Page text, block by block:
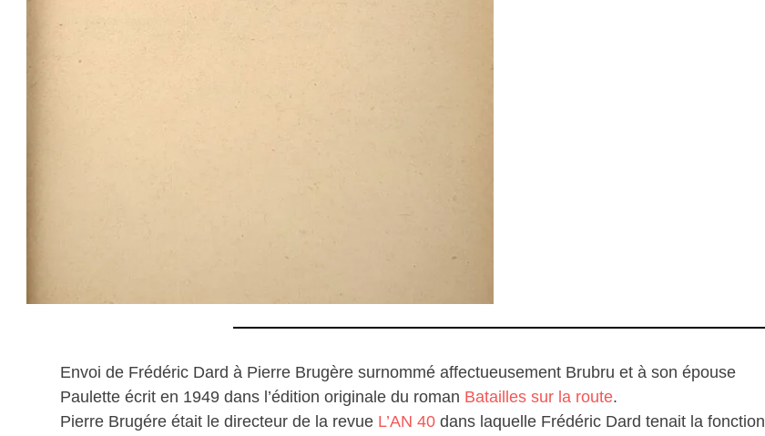
Envoi de Frédéric Dard à Pierre Brugère surnommé affectueusement Brubru et à son épouse
Paulette écrit en 1949 dans l’édition originale du roman Batailles sur la route.
Pierre Brugére était le directeur de la revue L’AN 40 dans laquelle Frédéric Dard tenait la fonction